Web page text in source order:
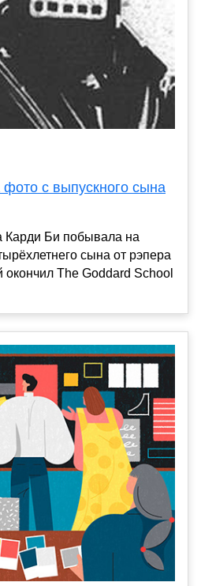
с выпускного сына
Карди Би побывала на
сына от рэпера
окончил The Goddard School